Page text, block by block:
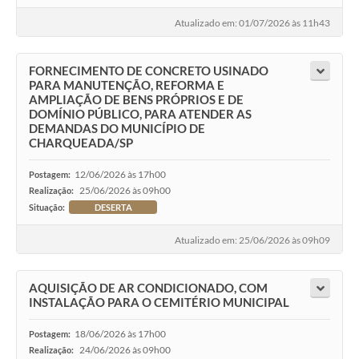
Atualizado em: 01/07/2026 às 11h43
FORNECIMENTO DE CONCRETO USINADO
PARA MANUTENÇÃO, REFORMA E
AMPLIAÇÃO DE BENS PRÓPRIOS E DE
DOMÍNIO PÚBLICO, PARA ATENDER AS
DEMANDAS DO MUNICÍPIO DE
CHARQUEADA/SP
Postagem: 12/06/2026 às 17h00
Realização: 25/06/2026 às 09h00
Situação: DESERTA
Atualizado em: 25/06/2026 às 09h09
AQUISIÇÃO DE AR CONDICIONADO, COM
INSTALAÇÃO PARA O CEMITÉRIO MUNICIPAL
Postagem: 18/06/2026 às 17h00
Realização: 24/06/2026 às 09h00